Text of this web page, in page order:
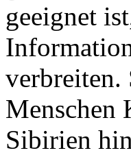
geeignet
verbreiten.
Menschen
Sibirien